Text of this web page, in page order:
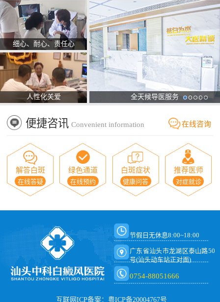
细心、耐心、责任心
人性化关爱 全天候导医服务
便捷咨讯 Convenient information 在线咨询
解答白斑
在线答疑
绿色通道
在线预约
白斑症状
健康问答
推荐医师
对症就诊
节假日无休息8:00~18:00
广东省汕头市龙湖区泰山路50
号(汕头动车站正对面)
0754-88051666
互联网ICP备案：粤ICP备20004767号